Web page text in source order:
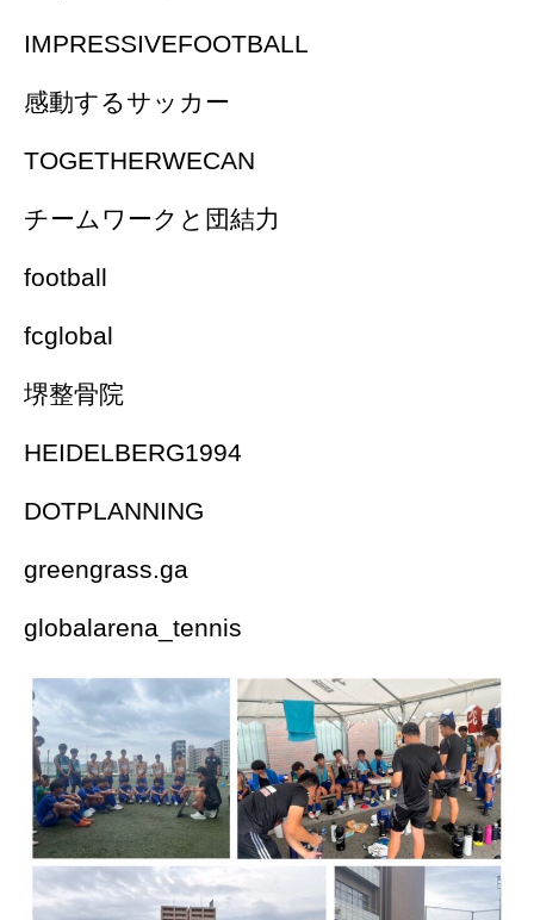
IMPRESSIVEFOOTBALL
感動するサッカー
TOGETHERWECAN
チームワークと団結力
football
fcglobal
堺整骨院
HEIDELBERG1994
DOTPLANNING
greengrass.ga
globalarena_tennis